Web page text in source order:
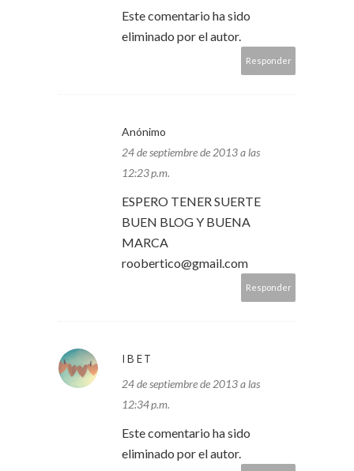
Este comentario ha sido
eliminado por el autor.
Responder
Anónimo
24 de septiembre de 2013 a las
12:23 p.m.
ESPERO TENER SUERTE
BUEN BLOG Y BUENA
MARCA
roobertico@gmail.com
Responder
IBET
24 de septiembre de 2013 a las
12:34 p.m.
Este comentario ha sido
eliminado por el autor.